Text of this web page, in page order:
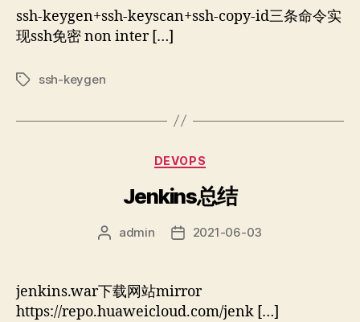
者
期
ssh-keygen+ssh-keyscan+ssh-copy-id三条命令实
现ssh免密 non inter […]
标
ssh-keygen
分
DEVOPS
Jenkins总结
文
者
admin
发
期
2021-06-03
jenkins.war下载网站mirror
https://repo.huaweicloud.com/jenk […]